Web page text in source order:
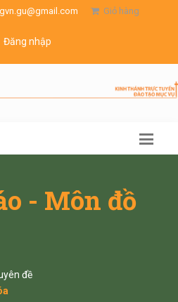
Giỏ hàng
Đăng nhập
- Môn đồ
đề